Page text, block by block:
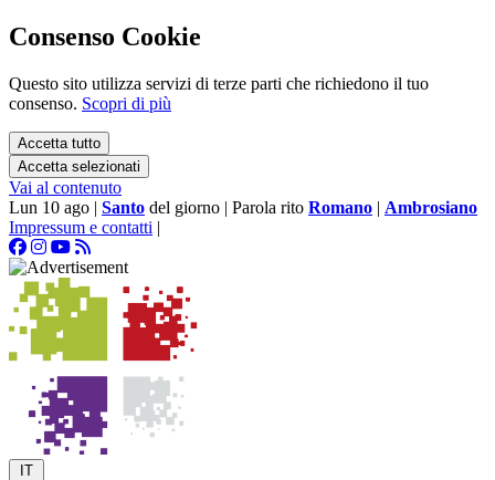
Consenso Cookie
Questo sito utilizza servizi di terze parti che richiedono il tuo
consenso. Scopri di più
Accetta tutto
Accetta selezionati
Vai al contenuto
Lun 10 ago | Santo del giorno | Parola rito Romano | Ambrosiano
Impressum e contatti |
IT